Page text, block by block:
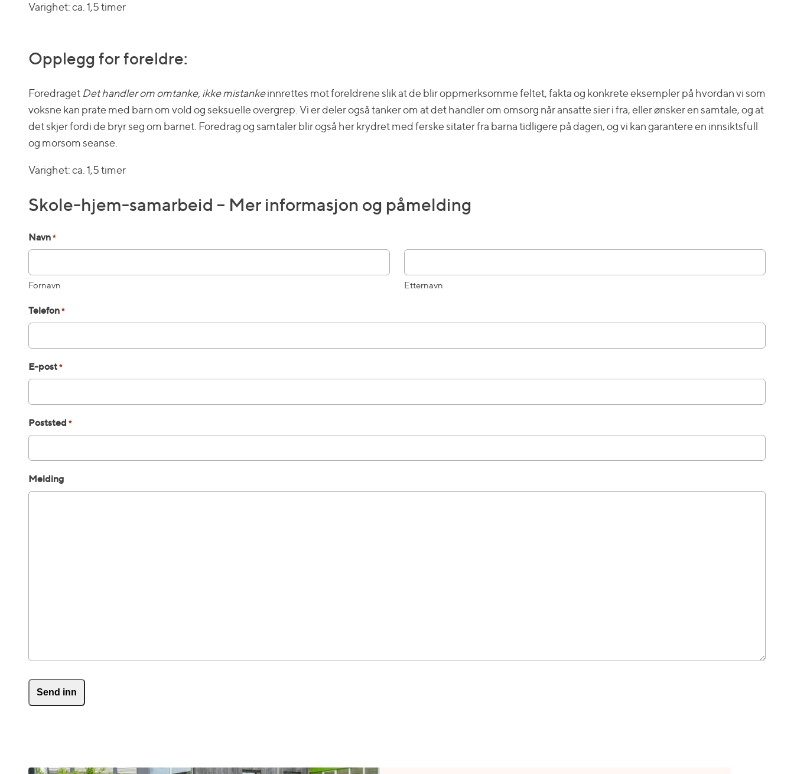
Varighet: ca. 1,5 timer
Opplegg for foreldre:
Foredraget Det handler om omtanke, ikke mistankeinnrettes mot foreldrene slik at de blir oppmerksomme feltet, fakta og konkrete eksempler på hvordan vi som
voksne kan prate med barn om vold og seksuelle overgrep. Vi er deler også tanker om at det handler om omsorg når ansatte sier i fra, eller ønsker en samtale, og at
det skjer fordi de bryr seg om barnet. Foredrag og samtaler blir også her krydret med ferske sitater fra barna tidligere på dagen, og vi kan garantere en innsiktsfull
og morsom seanse.
Varighet: ca. 1,5 timer
Skole-hjem-samarbeid – Mer informasjon og påmelding
Navn *
Fornavn Etternavn
Telefon *
E-post *
Poststed *
Melding